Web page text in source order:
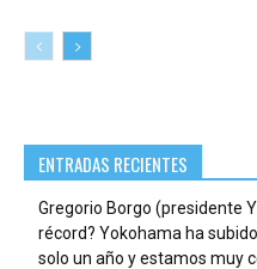
ENTRADAS RECIENTES
Gregorio Borgo (presidente
récord? Yokohama ha
solo un año y estamos muy